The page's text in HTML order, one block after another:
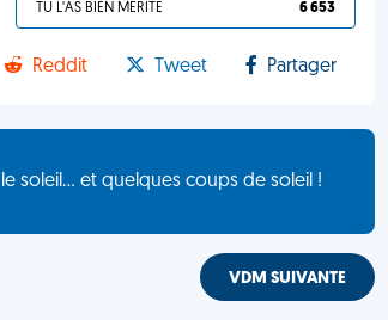
TU L'AS BIEN MÉRITÉ 6 653
Reddit Tweet Partager
soleil... et quelques coups de soleil !
VDM SUIVANTE